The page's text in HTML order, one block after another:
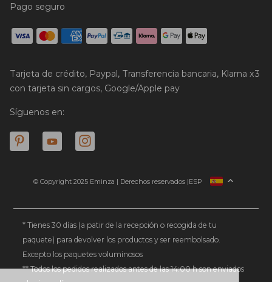
Pago seguro
Tarjeta de crédito, Paypal, Transferencia bancaria, Klarna x3
con tarjeta sin cargos, Google/Apple pay
Síguenos en:
© Copyright 2025 Eminza | Derechos reservados |
FRANCIA
ALEMANIA
PAÍSES BAJOS
ESP
* Tienes 30 días (a patir de la recepción o recogida de tu
paquete) para devolver los productos y ser reembolsado.
Excepto los paquetes voluminosos
** Todos los pedidos realizados antes de las 14:00 h son enviados